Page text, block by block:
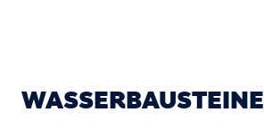
WASSERBAUSTEINE